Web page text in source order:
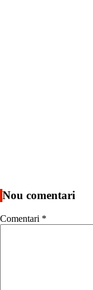
Nou comentari
Comentari *